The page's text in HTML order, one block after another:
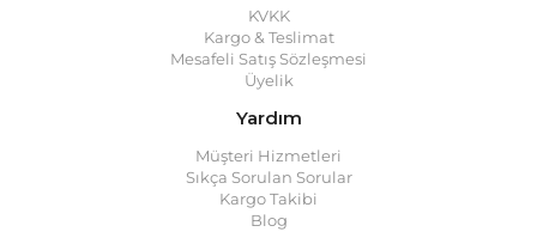
KVKK
Kargo & Teslimat
Mesafeli Satış Sözleşmesi
Üyelik
Yardım
Müşteri Hizmetleri
Sıkça Sorulan Sorular
Kargo Takibi
Blog